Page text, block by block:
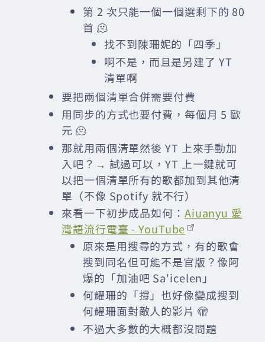
第 2 次只能一個一個選剩下的 80
首 🫠
找不到陳珊妮的「四季」
啊不是，而且是另建了 YT
清單啊
要把兩個清單合併需要付費
用同步的方式也要付費，每個月 5 歐
元 🫠
那就用兩個清單然後 YT 上來手動加
入吧？→ 試過可以，YT 上一鍵就可
以把一個清單所有的歌都加到其他清
單（不像 Spotify 就不行）
來看一下初步成品如何： Aiuanyu 愛
灣語流行電臺 - YouTube
原來是用搜尋的方式，有的歌會
搜到同名但可能不是官版？像阿
爆的「加油吧 Sa'icelen」
何耀珊的「撐」也好像變成搜到
何耀珊面對敵人的影片 🫣
不過大多數的大概都沒問題